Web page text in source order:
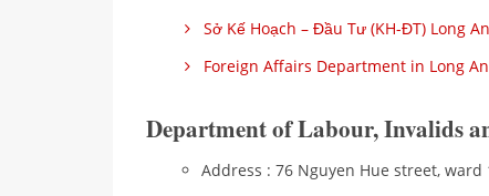
Sở Kế Hoạch – Đầu Tư (KH-ĐT) Long An
Foreign Affairs Department in Long An
Department of Labour, Invalids
Address : ​76 Nguyen Hue street, ward